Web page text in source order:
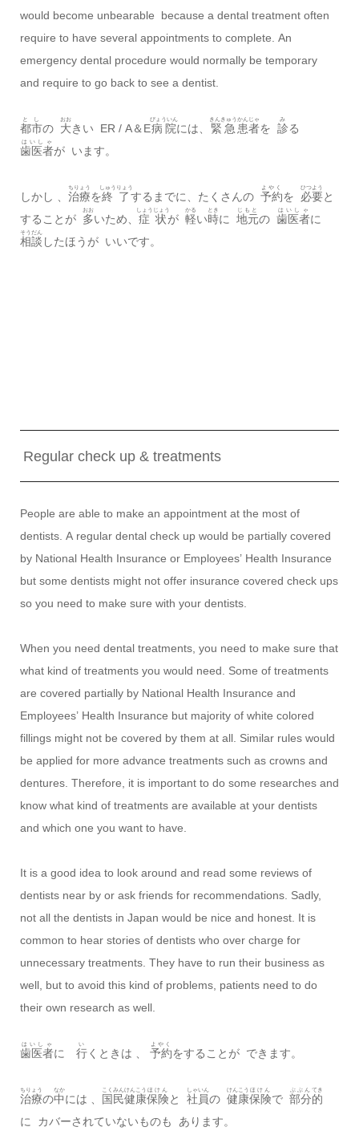
would become unbearable because a dental treatment often
require to have several appointments to complete. An
emergency dental procedure would normally be temporary
and require to go back to see a dentist.
都市
とし
の 大
おお
きい ER / A＆E病院
びょういん
には、 緊急
きんきゅう
患者
かんじゃ
を 診
み
る
歯医者
はいしゃ
が います。
しかし 、 治療
ちりょう
を終了
しゅうりょう
するまでに、たくさんの 予約
よやく
を 必要
ひつよう
と
することが 多
おお
いため、 症状
しょうじょう
が 軽
かる
い時
とき
に 地元
じもと
の 歯医者
はいしゃ
に
相談
そうだん
したほうが いいです。
Regular check up & treatments
People are able to make an appointment at the most of
dentists. A regular dental check up would be partially covered
by National Health Insurance or Employees’ Health Insurance
but some dentists might not offer insurance covered check ups
so you need to make sure with your dentists.
When you need dental treatments, you need to make sure that
what kind of treatments you would need. Some of treatments
are covered partially by National Health Insurance and
Employees’ Health Insurance but majority of white colored
fillings might not be covered by them at all. Similar rules would
be applied for more advance treatments such as crowns and
dentures. Therefore, it is important to do some researches and
know what kind of treatments are available at your dentists
and which one you want to have.
It is a good idea to look around and read some reviews of
dentists near by or ask friends for recommendations. Sadly,
not all the dentists in Japan would be nice and honest. It is
common to hear stories of dentists who over charge for
unnecessary treatments. They have to run their business as
well, but to avoid this kind of problems, patients need to do
their own research as well.
歯医者
はいしゃ
に 行
い
くときは 、 予約
よやく
をすることが できます。
治療
ちりょう
の中
なか
には 、 国民
こくみん
健康
けんこう
保険
ほけん
と 社員
しゃいん
の 健康
けんこう
保険
ほけん
で 部分
ぶぶん
的
てき
に カバーされていないものも あります。